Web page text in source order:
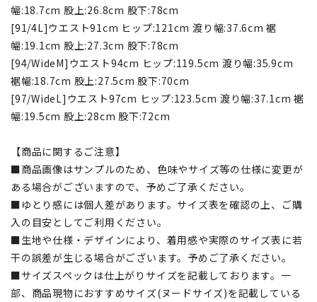
幅:18.7cm 股上:26.8cm 股下:78cm
[91/4L]ウエスト91cm ヒップ:121cm 渡り幅:37.6cm 裾
幅:19.1cm 股上:27.3cm 股下:78cm
[94/WideM]ウエスト94cm ヒップ:119.5cm 渡り幅:35.9cm
裾幅:18.7cm 股上:27.5cm 股下:70cm
[97/WideL]ウエスト97cm ヒップ:123.5cm 渡り幅:37.1cm 裾
幅:19.5cm 股上:28cm 股下:72cm
【商品に関するご注意】
■商品画像はサンプルのため、色味やサイズ等の仕様に変更が
ある場合がございますので、予めご了承ください。
■ゆとり感には個人差があります。サイズ表を確認の上、ご購
入の目安としてご利用ください。
■生地や仕様・デザインにより、着用感や実際のサイズ表に若
干の誤差が生じる場合がございます。予めご了承ください。
■サイズスペックは仕上がりサイズを記載しております。一
部、商品現物におすすめサイズ(ヌードサイズ)を記載している